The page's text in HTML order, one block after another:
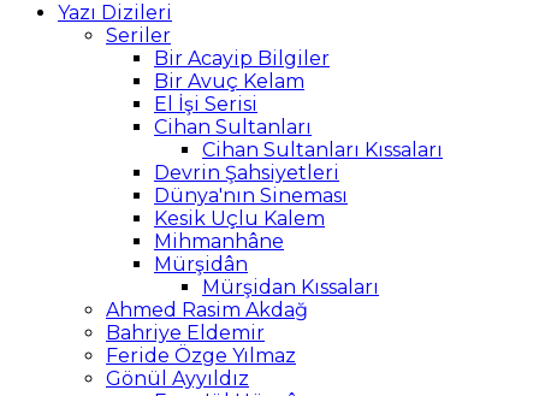
Yazı Dizileri
Seriler
Bir Acayip Bilgiler
Bir Avuç Kelam
El İşi Serisi
Cihan Sultanları
Cihan Sultanları Kıssaları
Devrin Şahsiyetleri
Dünya'nın Sineması
Kesik Uçlu Kalem
Mihmanhâne
Mürşidân
Mürşidan Kıssaları
Ahmed Rasim Akdağ
Bahriye Eldemir
Feride Özge Yılmaz
Gönül Ayyıldız